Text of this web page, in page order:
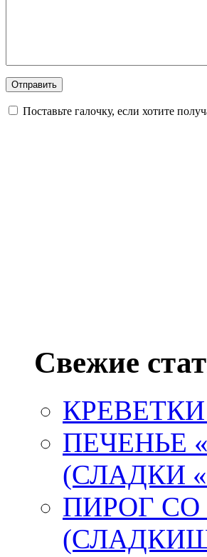
Поставьте галочку, если хотите
Свежие
ПЕЧЕНЬЕ
(СЛАДКИ
ПИРОГ